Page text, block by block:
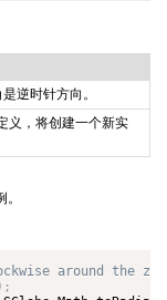
逆时针方向。
义，将创建一个新实
;